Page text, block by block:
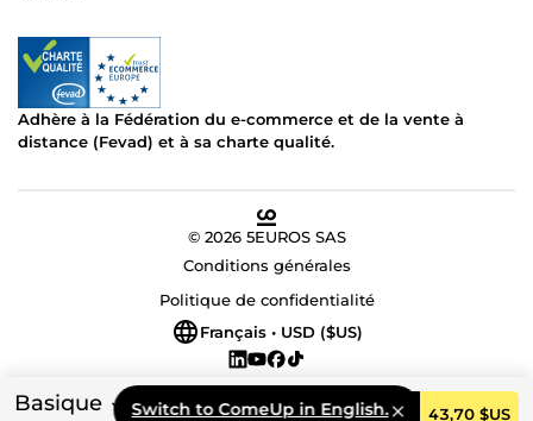
Basique Commander 43,70 $US
Switch to ComeUp in English.
Adhère à la Fédération du e-commerce et de la vente à
distance (Fevad) et à sa charte qualité.
© 2026 5EUROS SAS
Conditions générales
Politique de confidentialité
Français • USD ($US)